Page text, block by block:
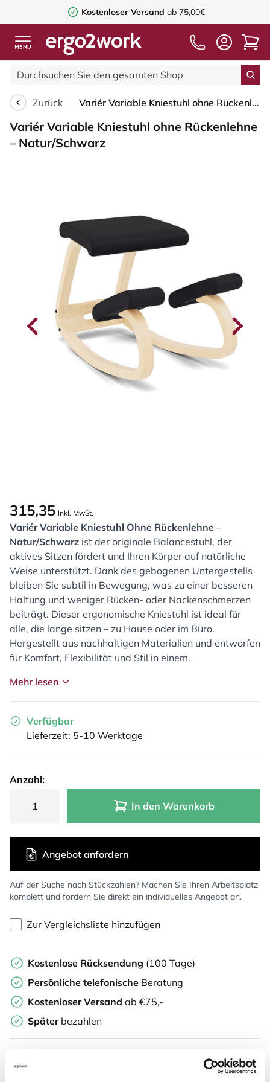
Kostenloser Versandab 75,00€
Zurück Variér Variable Kniestuhl ohne Rückenlehne – Natur/Schwarz
Variér Variable Kniestuhl ohne Rückenlehne
– Natur/Schwarz
315,35 Inkl. MwSt.
Variér Variable Kniestuhl Ohne Rückenlehne –
Natur/Schwarz ist der originale Balancestuhl, der
aktives Sitzen fördert und Ihren Körper auf natürliche
Weise unterstützt. Dank des gebogenen Untergestells
bleiben Sie subtil in Bewegung, was zu einer besseren
Haltung und weniger Rücken- oder Nackenschmerzen
beiträgt. Dieser ergonomische Kniestuhl ist ideal für
alle, die lange sitzen – zu Hause oder im Büro.
Hergestellt aus nachhaltigen Materialien und entworfen
für Komfort, Flexibilität und Stil in einem.
Mehr lesen
Verfügbar
Lieferzeit: 5-10 Werktage
Anzahl:
In den Warenkorb
Auf der Suche nach Stückzahlen? Machen Sie Ihren Arbeitsplatz
komplett und fordern Sie direkt ein individuelles Angebot an.
Angebot anfordern
Zur Vergleichsliste hinzufügen
Kostenlose Rücksendung (100 Tage)
Persönliche telefonische Beratung
Kostenloser Versand ab €75,-
Später bezahlen